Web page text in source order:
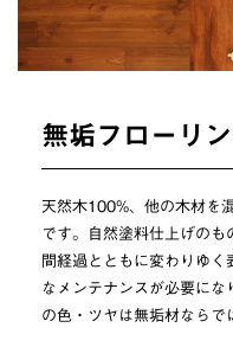
無垢フローリ
天然木100%、他の木材を
です。自然塗料仕上げの
間経過とともに変わりゆ
なメンテナンスが必要に
の色・ツヤは無垢材ならで